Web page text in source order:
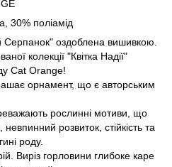
30% поліамід
оздоблена вишивкою.
колекції "Квітка Надії"
Cat Orange!
орнамент, що є авторським
рослинні мотиви, що
розвиток, стійкість та
роду.
Виріз горловини глибоке каре